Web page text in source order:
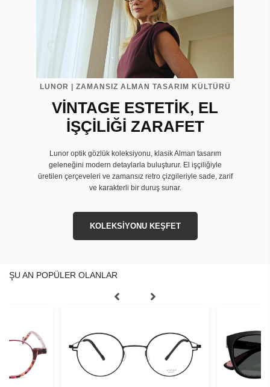
LUNOR | ZAMANSIZ ALMAN TASARIM KÜLTÜRÜ
VİNTAGE ESTETİK, EL
İŞÇİLİĞİ ZARAFET
Lunor optik gözlük koleksiyonu, klasik Alman tasarım
geleneğini modern detaylarla buluşturur. El işçiliğiyle
üretilen çerçeveleri ve zamansız retro çizgileriyle sade, zarif
ve karakterli bir duruş sunar.
KOLEKSİYONU KEŞFET
ŞU AN POPÜLER OLANLAR